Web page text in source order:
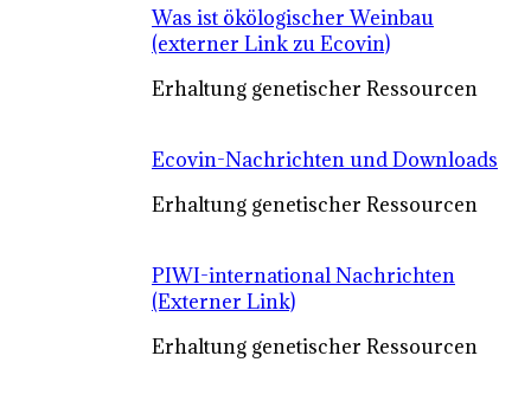
Was ist ökölogischer Weinbau
(externer Link zu Ecovin)
Erhaltung genetischer Ressourcen
Ecovin-Nachrichten und Downloads
Erhaltung genetischer Ressourcen
PIWI-international Nachrichten
(Externer Link)
Erhaltung genetischer Ressourcen